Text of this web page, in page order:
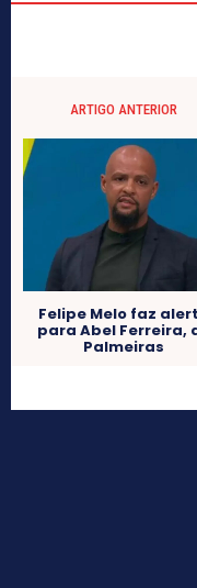
ARTIGO ANTERIOR
Felipe Melo faz
para Abel Ferreira,
Palmeiras